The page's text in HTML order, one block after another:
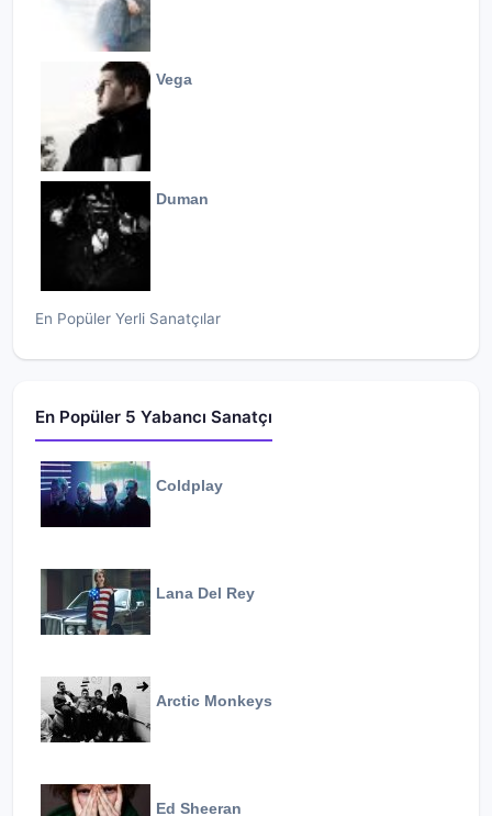
Vega
Duman
En Popüler Yerli Sanatçılar
En Popüler 5 Yabancı Sanatçı
Coldplay
Lana Del Rey
Arctic Monkeys
Ed Sheeran